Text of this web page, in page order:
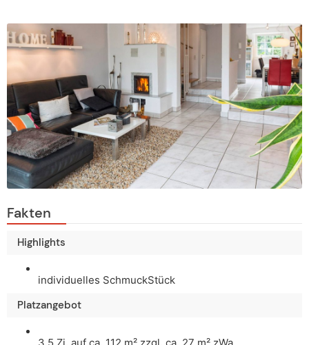
Fakten
Highlights
individuelles SchmuckStück
Platzangebot